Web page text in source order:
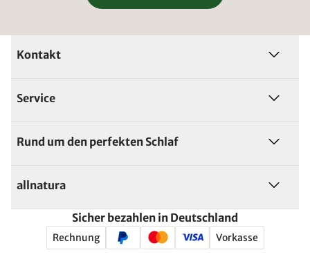
Kontakt
Service
Rund um den perfekten Schlaf
allnatura
Sicher bezahlen in Deutschland
Rechnung Vorkasse